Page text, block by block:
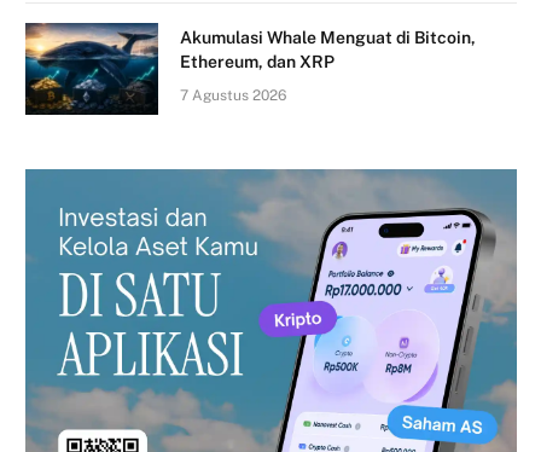
Akumulasi Whale Menguat di Bitcoin,
Ethereum, dan XRP
7 Agustus 2026